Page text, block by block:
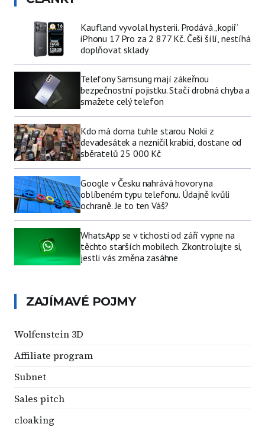
Kaufland vyvolal hysterii. Prodává „kopii“
iPhonu 17 Pro za 2 877 Kč. Češi šílí, nestíhá
doplňovat sklady
Telefony Samsung mají zákeřnou
bezpečnostní pojistku. Stačí drobná chyba a
smažete celý telefon
Kdo má doma tuhle starou Nokii z
devadesátek a nezničil krabici, dostane od
sběratelů 25 000 Kč
Google v Česku nahrává hovory na
oblíbeném typu telefonu. Údajně kvůli
ochraně. Je to ten Váš?
WhatsApp se v tichosti od září vypne na
těchto starších mobilech. Zkontrolujte si,
jestli vás změna zasáhne
ZAJÍMAVÉ POJMY
Wolfenstein 3D
Affiliate program
Subnet
Sales pitch
cloaking